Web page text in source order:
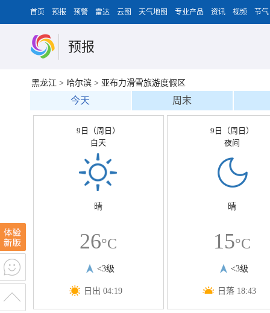
首页 预报 预警 雷达 云图 天气地图 专业产品 资讯 视频 节气
预报
黑龙江 > 哈尔滨 > 亚布力滑雪旅游度假区
今天 周末
9日（周日）
白天
晴
26°C
<3级
日出 04:19
9日（周日）
夜间
晴
15°C
<3级
日落 18:43